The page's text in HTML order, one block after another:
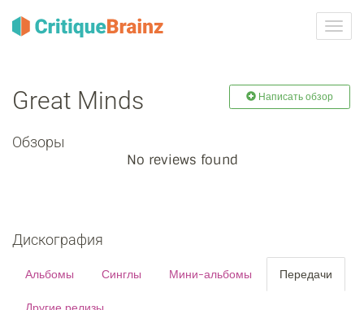
Great Minds Написать обзор
Обзоры
No reviews found
Дискография
Альбомы Синглы Мини-альбомы Передачи